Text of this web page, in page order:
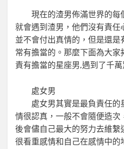
現在的渣男佈滿世界的每
就會遇到渣男，他們沒有責
並不會付出真情的，但是還
常有擔當的。那麼下面為大家
責有擔當的星座男,遇到了千萬
處女男
處女男其實是最負責任的
情很認真，一般不會隨便造
後會儘自己最大的努力去維繫
很看重感情和自己在感情中的